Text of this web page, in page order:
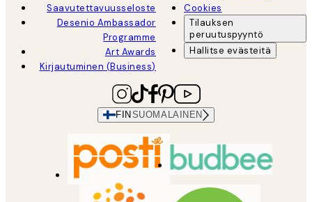
Saavutettavuusseloste
Desenio Ambassador
Programme
Art Awards
Kirjautuminen (Business)
Cookies
Tilauksen
peruutuspyyntö
Hallitse evästeitä
FIN SUOMALAINEN